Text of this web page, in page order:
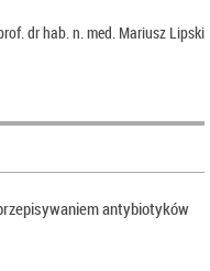
dr hab. n. med. Mariusz Lipski
antybiotyków